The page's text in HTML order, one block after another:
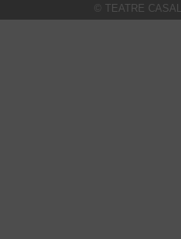
© TEATRE